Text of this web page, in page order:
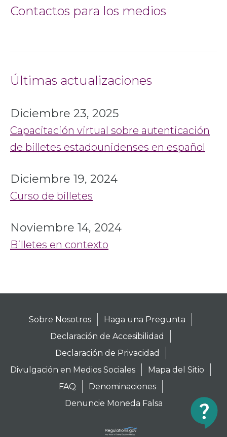
Contactos para los medios
Últimas actualizaciones
Diciembre 23, 2025
Capacitación virtual sobre autenticación
de billetes estadounidenses en español
Diciembre 19, 2024
Curso de billetes
Noviembre 14, 2024
Billetes en contexto
Sobre Nosotros
Haga una Pregunta
Declaración de Accesibilidad
Declaración de Privacidad
Divulgación en Medios Sociales
Mapa del Sitio
FAQ
Denominaciones
Denuncie Moneda Falsa